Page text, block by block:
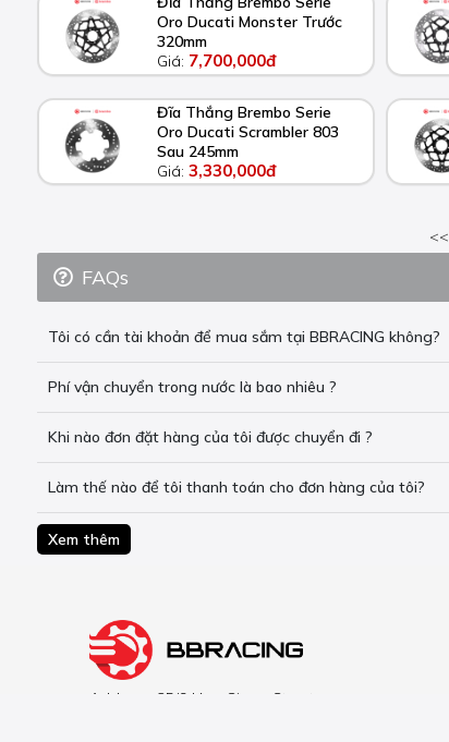
Oro Ducati Monster Trước
320mm
Giá: 7,700,000đ
Đĩa Thắng Brembo Serie
Oro Ducati Scrambler 803
Sau 245mm
Giá:3,330,000đ
<<
FAQs
Tôi có cần tài khoản để mua sắm tại BBRACING không?
Phí vận chuyển trong nước là bao nhiêu ?
Khi nào đơn đặt hàng của tôi được chuyển đi ?
Làm thế nào để tôi thanh toán cho đơn hàng của tôi?
Xem thêm
Address: 25/9 Hau Giang Street.